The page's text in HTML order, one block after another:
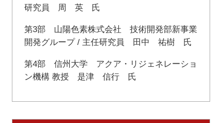
研究員 周 英 氏
第3部 山陽色素株式会社 技術開発部新事業
開発グループ / 主任研究員 田中 祐樹 氏
第4部 信州大学 アクア・リジェネレーショ
ン機構 教授 是津 信行 氏